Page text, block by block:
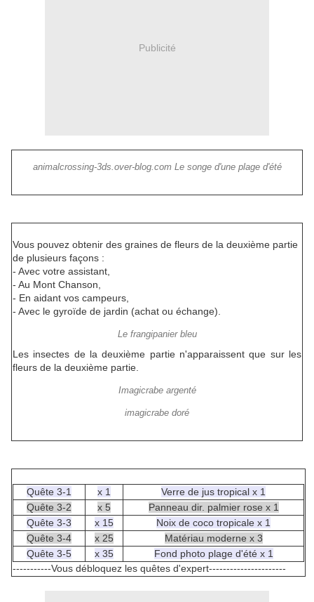
Publicité
animalcrossing-3ds.over-blog.com Le songe d'une plage d'été
Vous pouvez obtenir des graines de fleurs de la deuxième partie
de plusieurs façons :
- Avec votre assistant,
- Au Mont Chanson,
- En aidant vos campeurs,
- Avec le gyroïde de jardin (achat ou échange).
Le frangipanier bleu
Les insectes de la deuxième partie n'apparaissent que sur les
fleurs de la deuxième partie.
Imagicrabe argenté
imagicrabe doré
Quête 3-1 x 1
Verre de jus tropical x 1
Quête 3-2
x 5
Panneau dir. palmier rose x 1
Quête 3-3
x 15
Noix de coco tropicale x 1
Quête 3-4
x 25
Matériau moderne x 3
Quête 3-5
x 35
Fond photo plage d'été x 1
-----------Vous débloquez les quêtes d'expert----------------------